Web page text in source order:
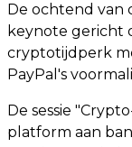
De ochtend van
keynote gericht
cryptotijdperk
PayPal's
De sessie
platform aan